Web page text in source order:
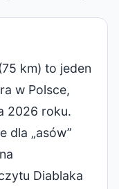
km) to jeden
w Polsce,
2026 roku.
dla „asów”
Diablaka